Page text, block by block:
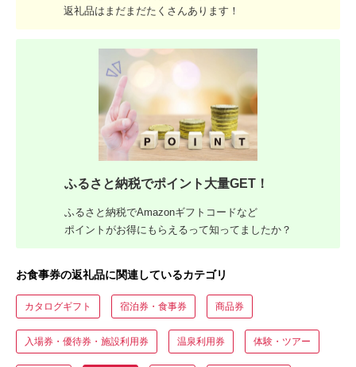
返礼品はまだまだたくさんあります！
ふるさと納税でポイント大量GET！
ふるさと納税でAmazonギフトコードなど
ポイントがお得にもらえるって知ってましたか？
お食事券の返礼品に関連しているカテゴリ
カタログギフト 宿泊券・食事券 商品券
入場券・優待券・施設利用券 温泉利用券 体験・ツアー